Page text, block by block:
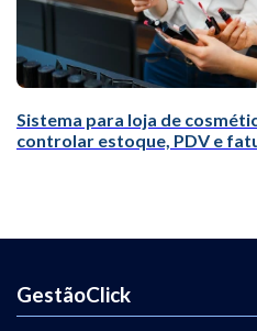
Sistema para loja de
controlar estoque, PDV e
GestãoClick